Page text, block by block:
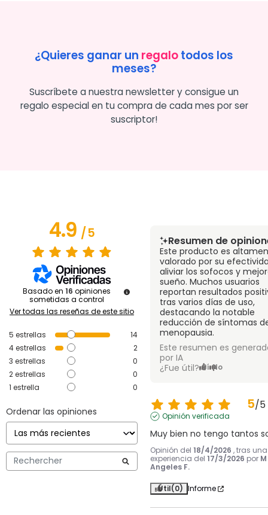
¿Quieres ganar un regalotodos los
meses?
Suscríbete a nuestra newsletter y consigue un
regalo especial en tu compra de cada mes por ser
suscriptor!
4.9/5
Basado en 16 opiniones
sometidas a control
Ver todas las reseñas de este sitio
5 estrellas
14
4estrellas
2
3 estrellas
0
2estrellas
0
1 estrella 0
Ordenar las opiniones
Resumen de
Este producto es
valorado por su
aliviar los sofocos y
sueño. Muchos usuarios
reportan resultados
tras varios días de uso,
destacando la notable
reducción de síntomas
menopausia.
Este resumen es
por IA
¿Fue útil? Sí No
5/5
Opinión verificada
Muy bien no tengo tantos
Opinión del 18/4/2026 , tras una
experiencia del 17/3/2026 por M
Angeles F.
Útil(0) Informe